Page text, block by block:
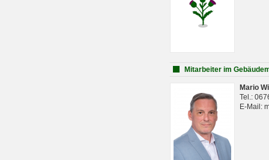
Mitarbeiter im
Mario
Tel.:
E-Mail: